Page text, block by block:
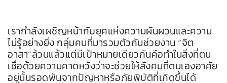
เรากำลังเผชิญหน้ากับยุคแห่งความผันผวนและความ
ไม่รู้อย่างยิ่ง กลุ่มคนที่มารวมตัวกันช่วยงาน “จิต
อาสา”ล้วนแล้วแต่มีเป้าหมายเดียวกันคือทำในสิ่งที่ตน
เชื่อด้วยความคาดหวังว่าจะช่วยให้สังคมที่ตนเองอาศัย
อยู่นั้นรอดพ้นจากปัญหาหรือภัยพิบัติที่เกิดขึ้นได้